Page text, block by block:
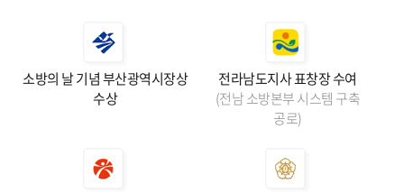
소방의 날 기념 부산광역시장상
수상
전라남도지사 표창장 수여
(전남 소방본부 시스템 구축
공로)